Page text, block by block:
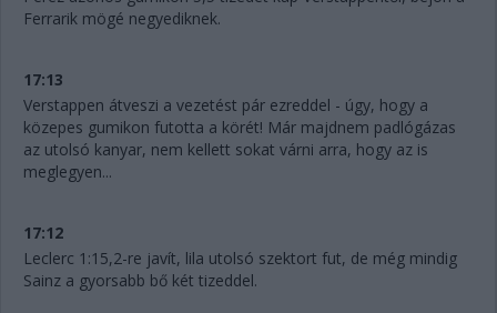
Ferrarik mögé negyediknek.
17:13
Verstappen átveszi a vezetést pár ezreddel - úgy, hogy a
közepes gumikon futotta a körét! Már majdnem padlógázas
az utolsó kanyar, nem kellett sokat várni arra, hogy az is
meglegyen...
17:12
Leclerc 1:15,2-re javít, lila utolsó szektort fut, de még mindig
Sainz a gyorsabb bő két tizeddel.